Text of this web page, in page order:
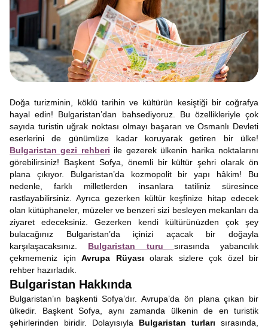
Doğa turizminin, köklü tarihin ve kültürün kesiştiği bir coğrafya
hayal edin! Bulgaristan’dan bahsediyoruz. Bu özellikleriyle çok
sayıda turistin uğrak noktası olmayı başaran ve Osmanlı Devleti
eserlerini de günümüze kadar koruyarak getiren bir ülke!
Bulgaristan gezi rehberi ile gezerek ülkenin harika noktalarını
görebilirsiniz! Başkent Sofya, önemli bir kültür şehri olarak ön
plana çıkıyor. Bulgaristan’da kozmopolit bir yapı hâkim! Bu
nedenle, farklı milletlerden insanlara tatiliniz süresince
rastlayabilirsiniz. Ayrıca gezerken kültür keşfinize hitap edecek
olan kütüphaneler, müzeler ve benzeri sizi besleyen mekanları da
ziyaret edeceksiniz. Gezerken kendi kültürünüzden çok şey
bulacağınız Bulgaristan’da içinizi açacak bir doğayla
karşılaşacaksınız. Bulgaristan turu sırasında yabancılık
çekmemeniz için Avrupa Rüyası olarak sizlere çok özel bir
rehber hazırladık.
Bulgaristan Hakkında
Bulgaristan’ın başkenti Sofya’dır. Avrupa’da ön plana çıkan bir
ülkedir. Başkent Sofya, aynı zamanda ülkenin de en turistik
şehirlerinden biridir. Dolayısıyla Bulgaristan turları sırasında,